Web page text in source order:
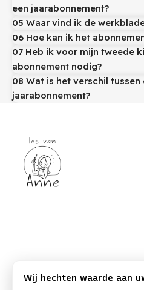
een jaarabonnement?
05 Waar vind ik de
06 Hoe kan ik het
07 Heb ik voor mijn tweede
abonnement nodig?
08 Wat is het verschil tussen
jaarabonnement?
Wij hechten waarde aan